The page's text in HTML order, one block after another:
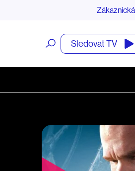
Otevřít
vyhledávání
Sledovat TV